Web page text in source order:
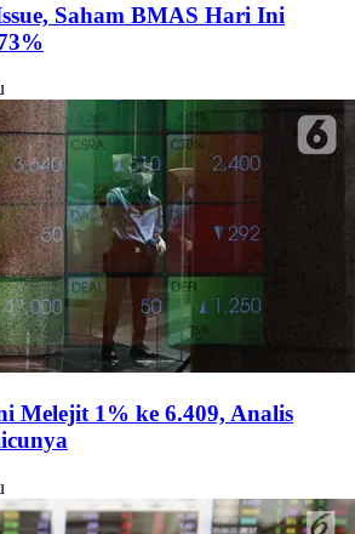
Saham BMAS Hari Ini
Melejit 1% ke 6.409, Analis